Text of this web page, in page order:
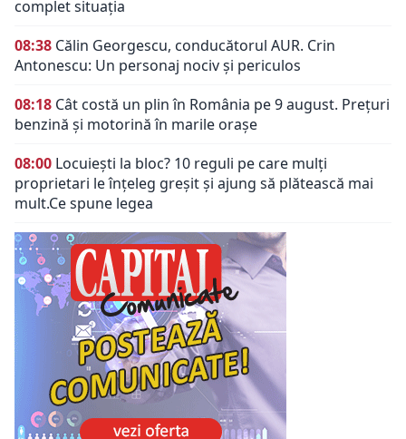
complet situația
08:38 Călin Georgescu, conducătorul AUR. Crin
Antonescu: Un personaj nociv şi periculos
08:18 Cât costă un plin în România pe 9 august. Prețuri
benzină și motorină în marile orașe
08:00 Locuiești la bloc? 10 reguli pe care mulți
proprietari le înțeleg greșit și ajung să plătească mai
mult.Ce spune legea